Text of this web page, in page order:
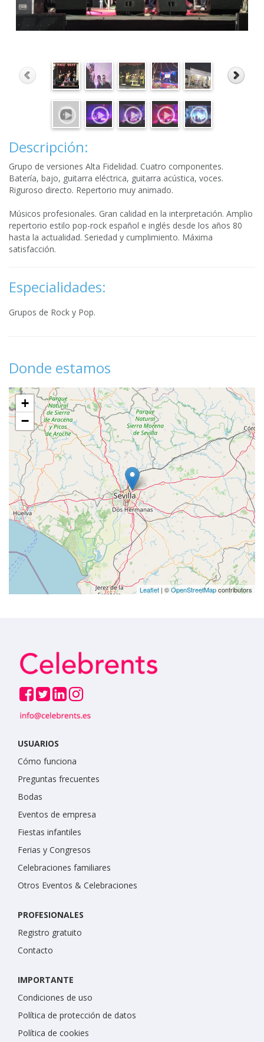
Descripción:
Grupo de versiones Alta Fidelidad. Cuatro componentes.
Batería, bajo, guitarra eléctrica, guitarra acústica, voces.
Riguroso directo. Repertorio muy animado.
Músicos profesionales. Gran calidad en la interpretación. Amplio
repertorio estilo pop-rock español e inglés desde los años 80
hasta la actualidad. Seriedad y cumplimiento. Máxima
satisfacción.
Especialidades:
Grupos de Rock y Pop.
Donde estamos
+
−
Leaflet | ©OpenStreetMapcontributors
USUARIOS
Cómo funciona
Preguntas frecuentes
Bodas
Eventos de empresa
Fiestas infantiles
Ferias y Congresos
Celebraciones familiares
Otros Eventos & Celebraciones
PROFESIONALES
Registro gratuito
Contacto
IMPORTANTE
Condiciones de uso
Política de protección de datos
Política de cookies